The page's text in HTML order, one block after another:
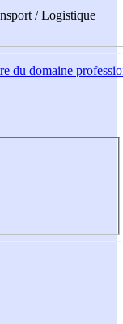
/ Logistique
du domaine